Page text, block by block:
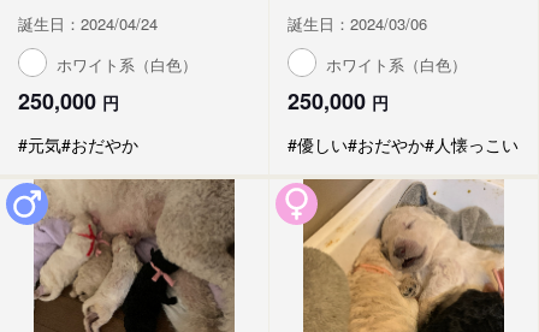
誕生日：2024/04/24
ホワイト系（白色）
250,000 円
#元気#おだやか
誕生日：2024/03/06
ホワイト系（白色）
250,000 円
#優しい#おだやか#人懐っこい